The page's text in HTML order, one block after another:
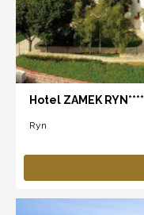
Hotel ZAMEK RYN****
Ryn